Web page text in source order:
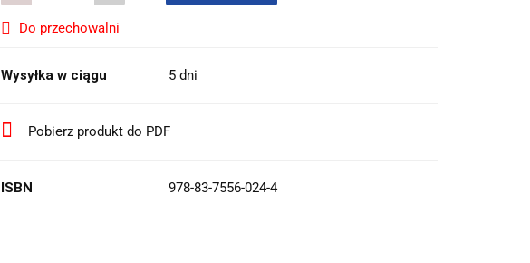
Do przechowalni
Wysyłka w ciągu 5 dni
Pobierz produkt do PDF
ISBN 978-83-7556-024-4